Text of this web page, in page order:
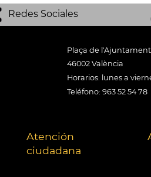
Redes Sociales
Plaça de l'Ajuntament
46002 València
Horarios: lunes a
Teléfono: 963 52 54 78
Atención
ciudadana